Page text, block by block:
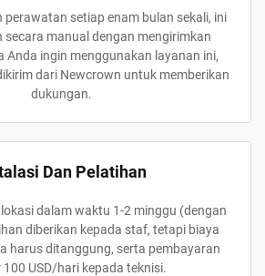
perawatan setiap enam bulan sekali, ini
secara manual dengan mengirimkan
Anda ingin menggunakan layanan ini,
dari Newcrown untuk memberikan
dukungan.
Dan Pelatihan
dalam waktu 1-2 minggu (dengan
diberikan kepada staf, tetapi biaya
harus ditanggung, serta pembayaran
100 USD/hari kepada teknisi.